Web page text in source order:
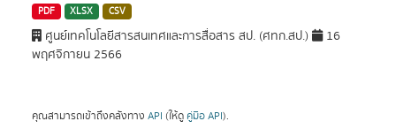
PDF XLSX CSV
ศูนย์เทคโนโลยีสารสนเทศและการสื่อสาร สป. (ศทก.สป.)
16
พฤศจิกายน 2566
คุณสามารถเข้าถึงคลังทาง API (ให้ดู คู่มือ API).